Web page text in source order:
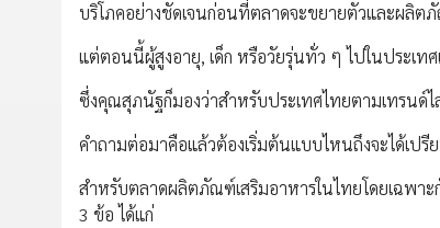
บริโภคอย่างชัดเจนก่อนที่ตลาดจะขยายตัวและผลิต
แต่ตอนนี้ผู้สูงอายุ, เด็ก หรือวัยรุ่นทั่ว ๆ ไปในประเท
ซึ่งคุณสุภนัฐก็มองว่าสำหรับประเทศไทยตามเทรนด์
คำถามต่อมาคือแล้วต้องเริ่มต้นแบบไหนถึงจะได้เปรี
สำหรับตลาดผลิตภัณฑ์เสริมอาหารในไทยโดยเฉพ
3 ข้อ ได้แก่